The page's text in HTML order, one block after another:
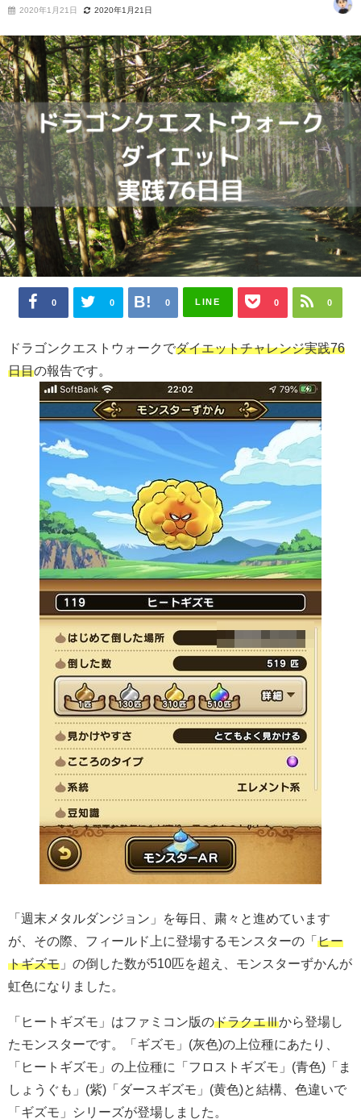
2020年1月21日 2020年1月21日
0 0 0 LINE 0 0
ドラゴンクエストウォークでダイエットチャレンジ実践76
日目の報告です。
「週末メタルダンジョン」を毎日、粛々と進めています
が、その際、フィールド上に登場するモンスターの「 ヒー
トギズモ 」の倒した数が510匹を超え、モンスターずかんが
虹色になりました。
「ヒートギズモ」はファミコン版のドラクエⅢから登場し
たモンスターです。「ギズモ」(灰色)の上位種にあたり、
「ヒートギズモ」の上位種に「フロストギズモ」(青色)「ま
しょうぐも」(紫)「ダースギズモ」(黄色)と結構、色違いで
「ギズモ」シリーズが登場しました。